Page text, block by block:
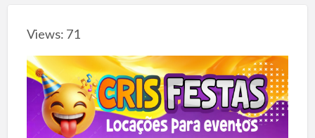
Views: 71